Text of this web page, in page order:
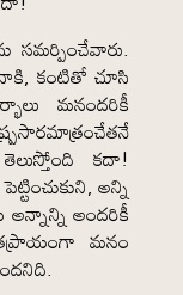
సమర్పించేవారు.
కంటితో చూసి
మనందరికీ
కదా!
అన్ని
అందరికీ
మనం